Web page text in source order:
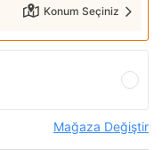
Konum Seçiniz
Mağaza Değiştir